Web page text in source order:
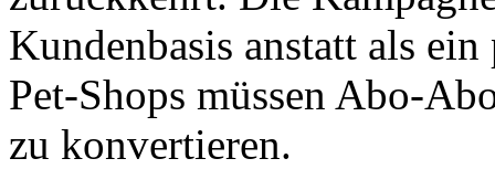
Kundenbasis anstatt als
Pet-Shops müssen Abo-
zu konvertieren.